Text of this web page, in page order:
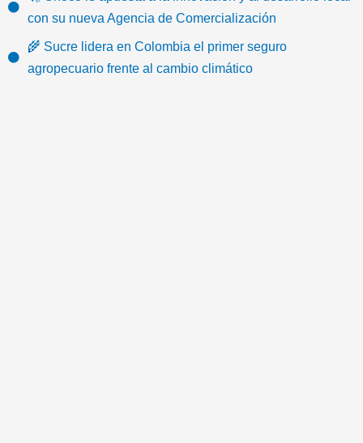
o
k
b
o
o
k
t
e
r
u
b
e
a
g
r
con su nueva Agencia de Comercialización
🌾 Sucre lidera en Colombia el primer seguro
agropecuario frente al cambio climático